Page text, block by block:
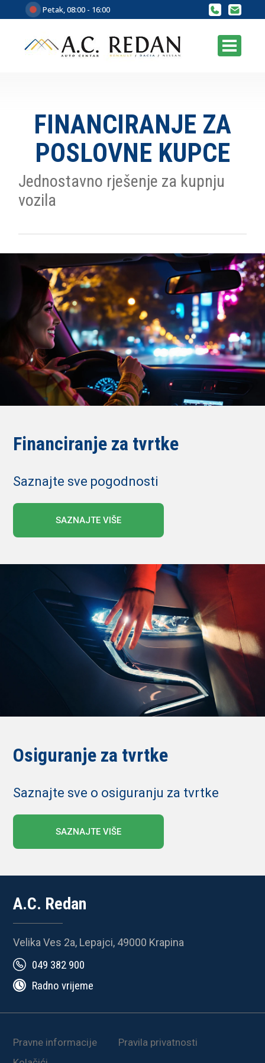
Petak, 08:00 - 16:00
FINANCIRANJE ZA
POSLOVNE KUPCE
Jednostavno rješenje za kupnju
vozila
Financiranje za tvrtke
Saznajte sve pogodnosti
SAZNAJTE VIŠE
Osiguranje za tvrtke
Saznajte sve o osiguranju za tvrtke
SAZNAJTE VIŠE
A.C. Redan
Velika Ves 2a, Lepajci, 49000 Krapina
049 382 900
Radno vrijeme
Pravne informacije
Pravila privatnosti